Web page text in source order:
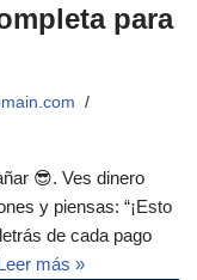
para
😎. Ves dinero
y piensas: “¡Esto
de cada pago
más »